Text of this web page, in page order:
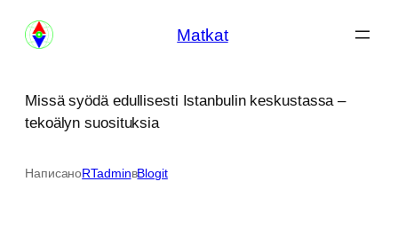
Siirry
sisältöön
Matkat
Missä syödä edullisesti Istanbulin keskustassa –
tekoälyn suosituksia
НаписаноRTadminвBlogit